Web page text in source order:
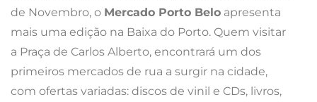
de Novembro, o Mercado Porto Belo apresenta
mais uma edição na Baixa do Porto. Quem visitar
a Praça de Carlos Alberto, encontrará um dos
primeiros mercados de rua a surgir na cidade,
com ofertas variadas: discos de vinil e CDs, livros,